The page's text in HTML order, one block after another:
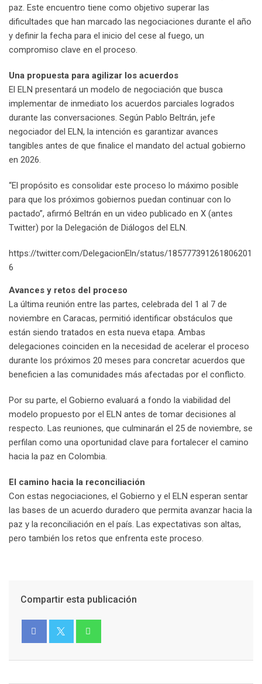
paz. Este encuentro tiene como objetivo superar las
dificultades que han marcado las negociaciones durante el año
y definir la fecha para el inicio del cese al fuego, un
compromiso clave en el proceso.
Una propuesta para agilizar los acuerdos
El ELN presentará un modelo de negociación que busca
implementar de inmediato los acuerdos parciales logrados
durante las conversaciones. Según Pablo Beltrán, jefe
negociador del ELN, la intención es garantizar avances
tangibles antes de que finalice el mandato del actual gobierno
en 2026.
“El propósito es consolidar este proceso lo máximo posible
para que los próximos gobiernos puedan continuar con lo
pactado”, afirmó Beltrán en un video publicado en X (antes
Twitter) por la Delegación de Diálogos del ELN.
https://twitter.com/DelegacionEln/status/185777391261806201
6
Avances y retos del proceso
La última reunión entre las partes, celebrada del 1 al 7 de
noviembre en Caracas, permitió identificar obstáculos que
están siendo tratados en esta nueva etapa. Ambas
delegaciones coinciden en la necesidad de acelerar el proceso
durante los próximos 20 meses para concretar acuerdos que
beneficien a las comunidades más afectadas por el conflicto.
Por su parte, el Gobierno evaluará a fondo la viabilidad del
modelo propuesto por el ELN antes de tomar decisiones al
respecto. Las reuniones, que culminarán el 25 de noviembre, se
perfilan como una oportunidad clave para fortalecer el camino
hacia la paz en Colombia.
El camino hacia la reconciliación
Con estas negociaciones, el Gobierno y el ELN esperan sentar
las bases de un acuerdo duradero que permita avanzar hacia la
paz y la reconciliación en el país. Las expectativas son altas,
pero también los retos que enfrenta este proceso.
Compartir esta publicación